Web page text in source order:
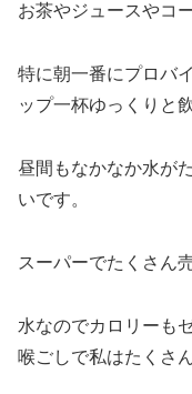
お茶やジュースやコ
特に朝一番にプロバ
ップ一杯ゆっくりと
昼間もなかなか水が
いです。
スーパーでたくさん
水なのでカロリーも
喉ごしで私はたくさ